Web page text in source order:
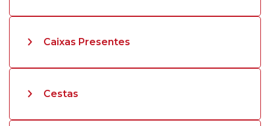
Caixas Presentes
Cestas